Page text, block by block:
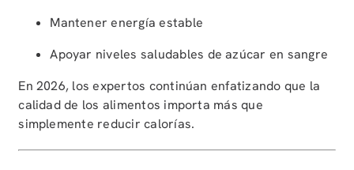
Mantener energía estable
Apoyar niveles saludables de azúcar en sangre
En 2026, los expertos continúan enfatizando que la
calidad de los alimentos importa más que
simplemente reducir calorías.